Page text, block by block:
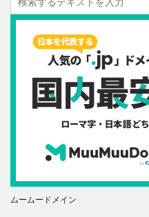
ムームードメイン